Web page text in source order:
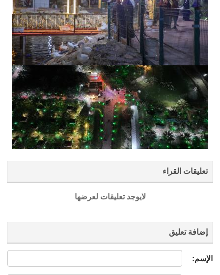
تعليقات القراء
لايوجد تعليقات لعرضها
إضافة تعليق
الإسم: